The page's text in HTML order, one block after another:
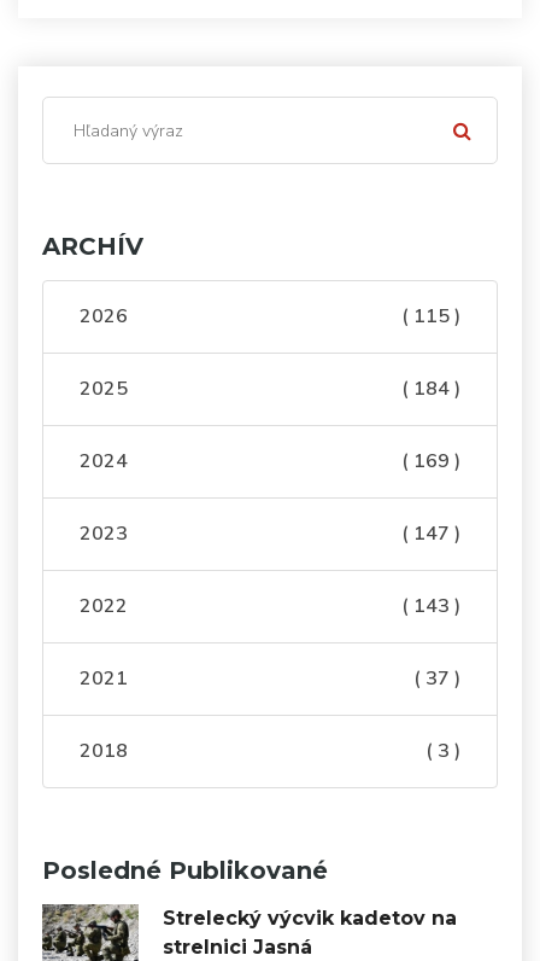
ARCHÍV
2026 ( 115 )
2025 ( 184 )
2024 ( 169 )
2023 ( 147 )
2022 ( 143 )
2021 ( 37 )
2018 ( 3 )
Posledné Publikované
Strelecký výcvik kadetov na
strelnici Jasná